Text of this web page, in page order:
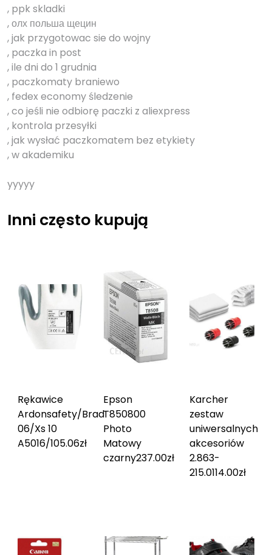
, ppk skladki
, олх польша щецин
, jak przygotowac sie do wojny
, paczka in post
, ile dni do 1 grudnia
, paczkomaty braniewo
, fedex economy śledzenie
, co jeśli nie odbiorę paczki z aliexpress
, kontrola przesyłki
, jak wysłać paczkomatem bez etykiety
, w akademiku
yyyyy
Inni często kupują
Rękawice
Ardonsafety/Brad
06/Xs 10
A5016/105.06zł
Epson
T850800
Photo
Matowy
czarny237.00zł
Karcher
zestaw
uniwersalnych
akcesoriów
2.863-
215.0114.00zł